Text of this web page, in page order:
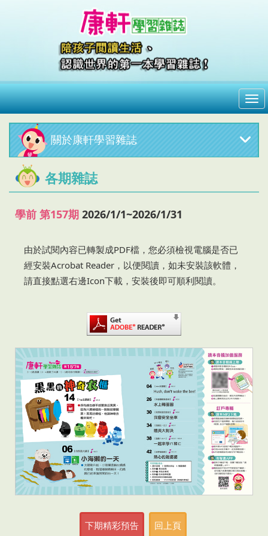
關於康軒學習雜誌
各期雜誌
學前 第157期 2026/1/1~2026/1/31
由於試閱內容已轉製成PDF檔，您必須檢視電腦是否已
經安裝Acrobat Reader，以便閱讀，如未安裝該軟體，
請直接點選右邊Icon下載，安裝後即可順利閱讀。
下期精彩預告 回上頁